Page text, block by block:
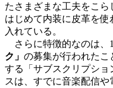
たさまざまな工夫をこ
はじめて内装に皮革を使
入れている。
さらに特徴的なのは、
ク」 の募集が行われたこ
する「サブスクリプシ
スは、すでに音楽配信